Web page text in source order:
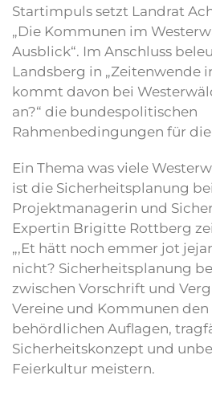
Startimpuls setzt Landrat
„Die Kommunen im
Ausblick“. Im Anschluss
Landsberg in „Zeitenwende
kommt davon bei
an?“ die bundespolitischen
Rahmenbedingungen für
Ein Thema was viele
ist die Sicherheitsplanung
Projektmanagerin und
Expertin Brigitte Rottberg
„‚Et hätt noch emmer jot
nicht? Sicherheitsplanung
zwischen Vorschrift und
Vereine und Kommunen
behördlichen Auflagen,
Sicherheitskonzept und
Feierkultur meistern.